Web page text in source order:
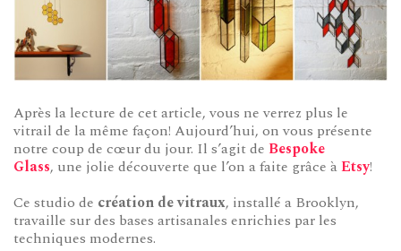
Après la lecture de cet article, vous ne verrez plus le
vitrail de la même façon! Aujourd’hui, on vous présente
notre coup de cœur du jour. Il s’agit de Bespoke
Glass, une jolie découverte que l’on a faite grâce àEtsy!
Ce studio de création de vitraux, installé a Brooklyn,
travaille sur des bases artisanales enrichies par les
techniques modernes.